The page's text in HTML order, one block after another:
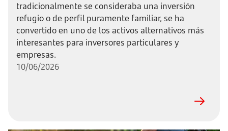
tradicionalmente se consideraba una inversión
refugio o de perfil puramente familiar, se ha
convertido en uno de los activos alternativos más
interesantes para inversores particulares y
empresas.
10/06/2026